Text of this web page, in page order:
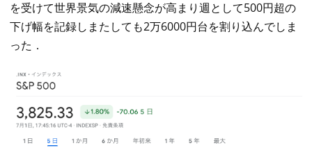
を受けて世界景気の減速懸念が高まり週として500円超の
下げ幅を記録しまたしても2万6000円台を割り込んでしま
った．